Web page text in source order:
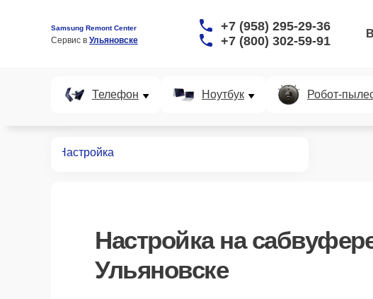
Samsung Remont Center
Сервис в Ульяновске
+7 (958) 295-29-36
+7 (800) 302-59-91
Телефон Ноутбук Робот-
Настройка
Настройкана
Ульяновске